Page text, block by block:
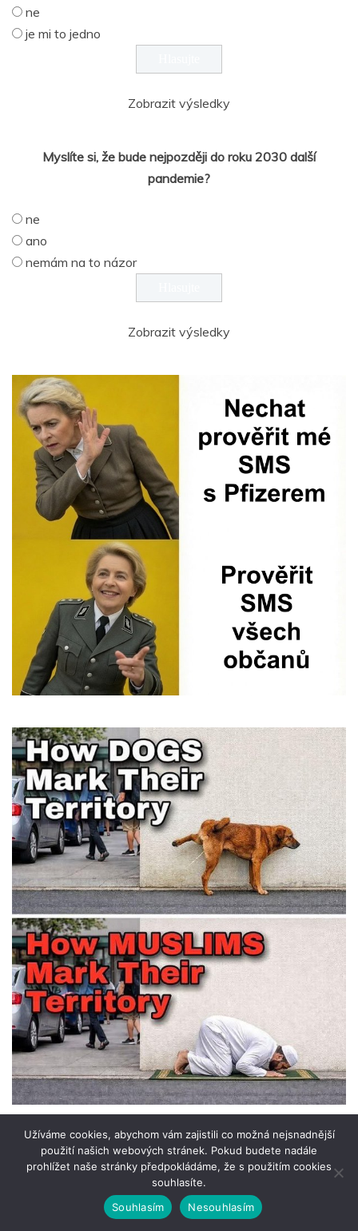
ne
je mi to jedno
Zobrazit výsledky
Myslíte si, že bude nejpozději do roku 2030 další
pandemie?
ne
ano
nemám na to názor
Zobrazit výsledky
Nejčtenější články za poslední
Užíváme cookies, abychom vám zajistili co možná nejsnadnější
použití našich webových stránek. Pokud budete nadále
prohlížet naše stránky předpokládáme, že s použitím cookies
souhlasíte.
Souhlasím
Nesouhlasím